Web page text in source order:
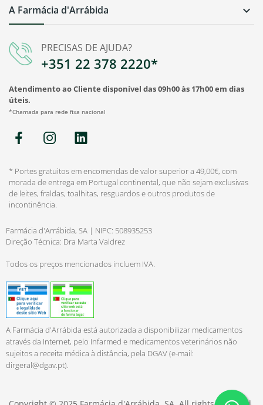
PRECISAS DE AJUDA?
+351 22 378 2220*
Atendimento ao Cliente disponível das 09h00 às 17h00 em dias
úteis.
*Chamada para rede fixa nacional
A Farmácia d'Arrábida 
* Portes gratuitos em encomendas de valor superior a 49,00€, com
morada de entrega em Portugal continental, que não sejam exclusivas
de leites, fraldas, toalhitas, resguardos e outros produtos de
incontinência.
Farmácia d'Arrábida, SA | NIPC: 508935253
Direção Técnica: Dra Marta Valdrez
Todos os preços mencionados incluem IVA.
A Farmácia d'Arrábida está autorizada a disponibilizar medicamentos
através da Internet, pelo Infarmed e medicamentos veterinários não
sujeitos a receita médica à distância, pela DGAV (e-mail:
dirgeral@dgav.pt).